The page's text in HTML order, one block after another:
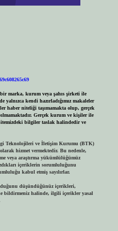
marka, kurum veya şahıs şirketi ile
yalnızca kendi hazırladığımız makaleler
haber niteliği taşımamakta olup, gerçek
Gerçek kurum ve kişiler ile
bilgiler taslak halindedir ve
Teknolojileri ve İletişim Kurumu (BTK)
hizmet vermektedir. Bu nedenle,
veya araştırma yükümlülüğümüz
içeriklerin sorumluluğunu
kabul etmiş sayılırlar.
düşündüğünüz içerikleri,
bildirmeniz halinde, ilgili içerikler yasal